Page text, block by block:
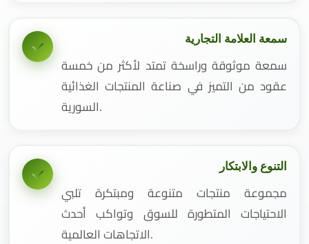
سمعة العلامة التجارية
سمعة موثوقة وراسخة تمتد لأكثر من خمسة
عقود من التميز في صناعة المنتجات الغذائية
السورية.
التنوع والابتكار
مجموعة منتجات متنوعة ومبتكرة تلبي
الاحتياجات المتطورة للسوق وتواكب أحدث
الاتجاهات العالمية.